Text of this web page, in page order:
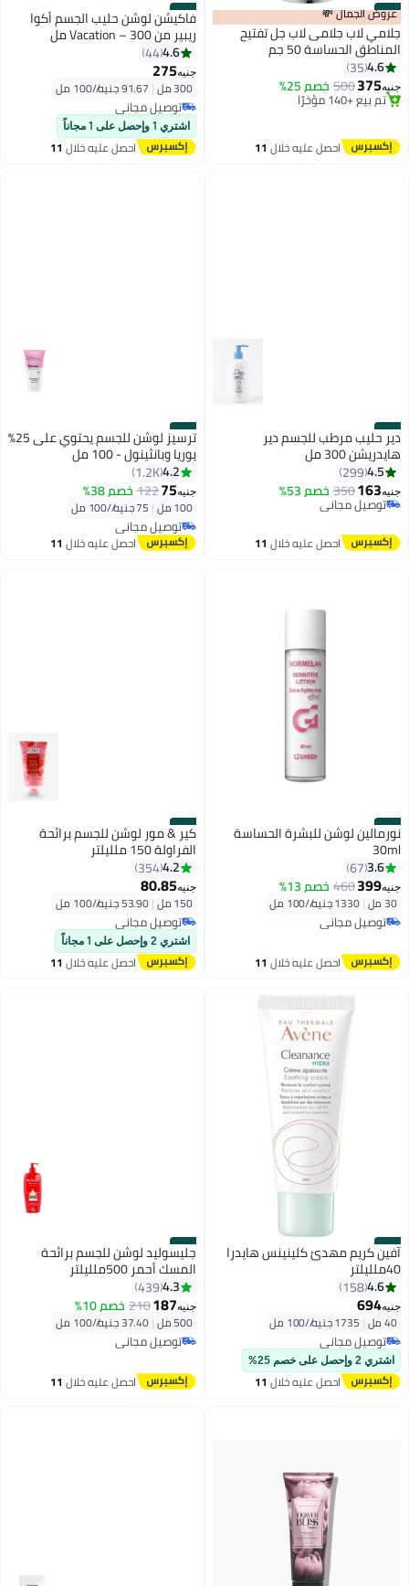
#25
عروض الجمال 💸
جلامي لاب جلامى لاب جل تفتيح
المناطق الحساسة 50 جم
4.6
35
جنيه375
500 خصم 25%
أقل سعر في 7 يوم
توصيل مجاني
تم بيع +140 مؤخرًا
أقل سعر في 7 يوم
احصل عليه خلال 11
#26
فاكيشن لوشن حليب الجسم أكوا
ريبير من Vacation – 300 مل
4.6
44
جنيه275
300 مل |
توصيل مجاني
بتخلّص بسرعة
توصيل مجاني
اشتري 1 وإحصل على 1 مجاناً
احصل عليه خلال 11
#27
دير حليب مرطب للجسم دير
هايدريشن 300 مل
4.5
299
جنيه163
350 خصم 53%
توصيل مجاني
توصيل مجاني
احصل عليه خلال 11
#28 ترسيز لوشن للجسم يحتوي على 25%
يوريا وبانثينول - 100 مل
4.2
1.2K
جنيه75
122 خصم 38%
100 مل |
توصيل مجاني
بتخلّص بسرعة
توصيل مجانياحصل عليه خلال 11
#29
نورمالين لوشن للبشرة الحساسة
30ml
3.6
67
جنيه399
460 خصم 13%
30 مل |1330 جنيه/⁨/100 مل⁩
توصيل مجاني
توصيل مجاني
احصل عليه خلال 11
#30
كير & مور لوشن للجسم برائحة
الفراولة 150 ملليلتر
4.2
354
جنيه80.85
150 مل |
توصيل مجاني
توصيل مجاني
اشتري 2 وإحصل على 1 مجاناً
احصل عليه خلال 11
#31
آفين كريم مهدئ كلينينس هايدرا
40ملليلتر
4.6
158
جنيه694
40 مل |
توصيل مجاني
توصيل مجاني
اشتري 2 وإحصل على خصم 25%
احصل عليه خلال 11
#32
جليسوليد لوشن للجسم برائحة
المسك أحمر 500ملليلتر
4.3
439
جنيه187
210 خصم 10%
500 مل |
توصيل مجاني
بتخلّص بسرعة
احصل عليه خلال 11